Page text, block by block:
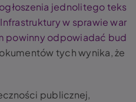
jednolitego teks
w sprawie war
powinny odpowiadać bud
tych wynika, że
publicznej,